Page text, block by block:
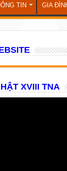
TIN GIA
XVIII TNA